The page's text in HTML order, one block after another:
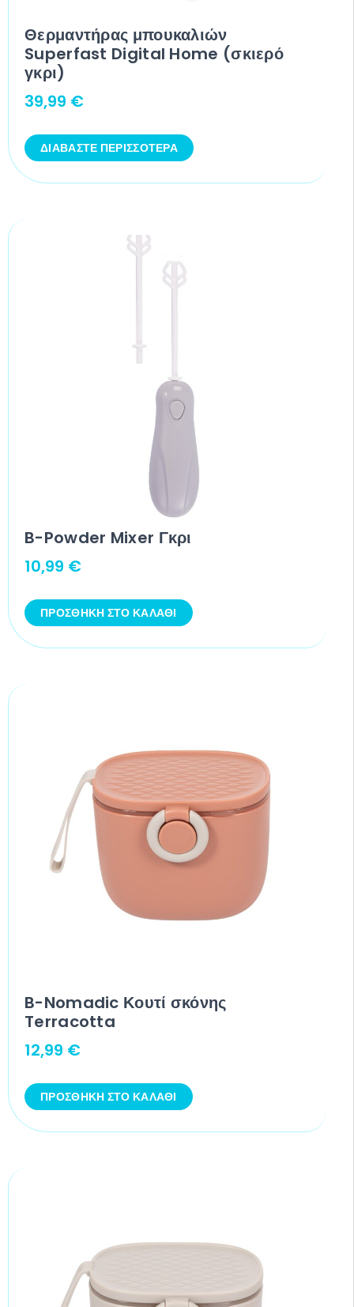
Θερμαντήρας μπουκαλιών
Superfast Digital Home (σκιερό
γκρι)
39,99 €
ΔΙΑΒΆΣΤΕ ΠΕΡΙΣΣΌΤΕΡΑ
B-Powder Mixer Γκρι
10,99 €
ΠΡΟΣΘΉΚΗ ΣΤΟ ΚΑΛΆΘΙ
B-Nomadic Κουτί σκόνης
Terracotta
12,99 €
ΠΡΟΣΘΉΚΗ ΣΤΟ ΚΑΛΆΘΙ